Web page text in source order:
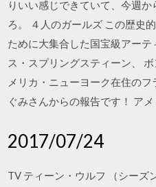
りいい感じできていて、今週
ろ。 ４人のガールズ この歴史
ために大集合した国宝級アー
ス・スプリングスティーン、
メリカ・ニューヨーク在住の
ぐみさんからの報告です！ ア
2017/07/24
TV ティーン・ウルフ （シーズ